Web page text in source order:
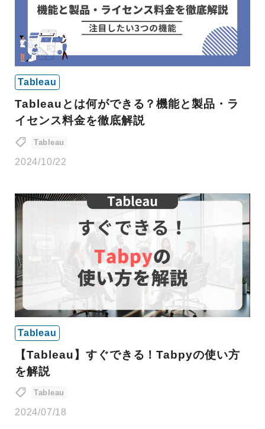
Tableau
Tableauとは何ができる？機能と製品・ラ
イセンス料金を徹底解説
Tableau
2024/10/22
Tableau
【Tableau】すぐできる！Tabpyの使い方
を解説
Tableau
2024/07/18